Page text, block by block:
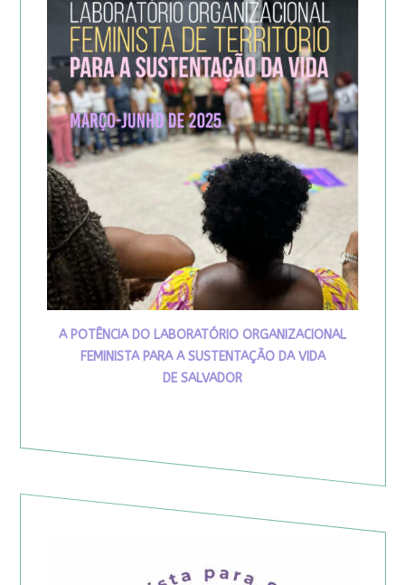
A POTÊNCIA DO LABORATÓRIO ORGANIZACIONAL
FEMINISTA PARA A SUSTENTAÇÃO DA VIDA
DE SALVADOR